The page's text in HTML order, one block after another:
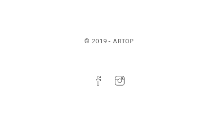
© 2019 - ARTOP